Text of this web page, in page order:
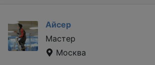
Айсер
Мастер
Москва